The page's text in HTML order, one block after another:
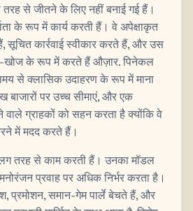
तरह से जीतने के लिए नहीं बनाई गई हैं।
के रूप में कार्य करती हैं। वे अपेक्षाकृत
सूचित कार्रवाई स्वीकार करते हैं, और उस
खोज के रूप में करते हैं औज़ार. पिनेकल
से क्लासिक उदाहरण के रूप में माना
पर उच्च सीमाएं, और एक
वाले ग्राहकों को सहन करता है क्योंकि वे
में मदद करते हैं।
तरह से काम करती हैं। उनका मॉडल
प्रवाह पर अधिक निर्भर करता है।
प्रमोशन, समान-गेम पार्ले बेचते हैं, और